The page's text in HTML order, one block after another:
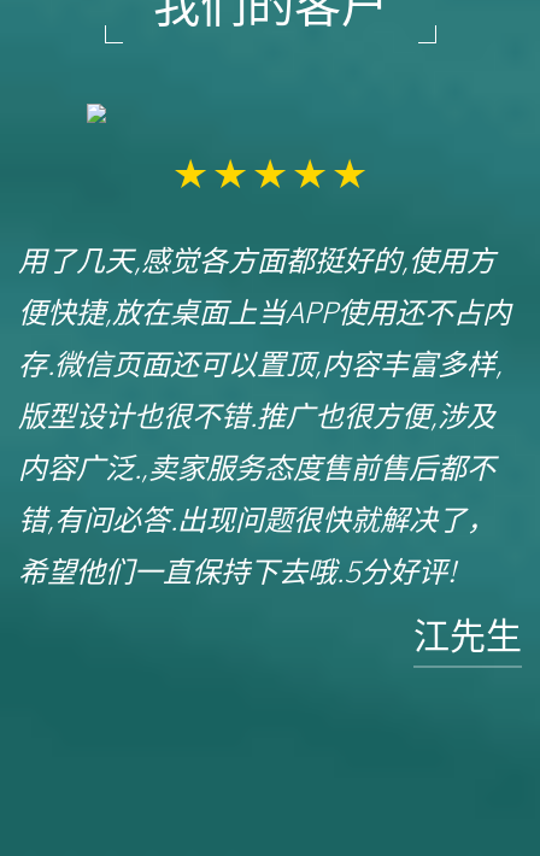
用了几天,感觉各方面都挺好的,使用方
便快捷,放在桌面上当APP使用还不占内
存.微信页面还可以置顶,内容丰富多样,
版型设计也很不错.推广也很方便,涉及
内容广泛.,卖家服务态度售前售后都不
错,有问必答.出现问题很快就解决了，
希望他们一直保持下去哦.5分好评!
江先生